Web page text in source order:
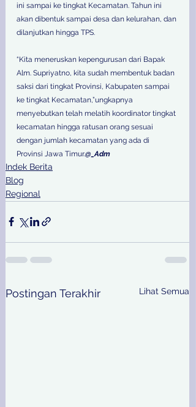
ini sampai ke tingkat Kecamatan. Tahun ini
akan dibentuk sampai desa dan kelurahan, dan
dilanjutkan hingga TPS.
“Kita meneruskan kepengurusan dari Bapak
Alm. Supriyatno, kita sudah membentuk badan
saksi dari tingkat Provinsi, Kabupaten sampai
ke tingkat Kecamatan,”ungkapnya
menyebutkan telah melatih koordinator tingkat
kecamatan hingga ratusan orang sesuai
dengan jumlah kecamatan yang ada di
Provinsi Jawa Timur.@_Adm
Indek Berita
Blog
Regional
Postingan Terakhir Lihat Semua